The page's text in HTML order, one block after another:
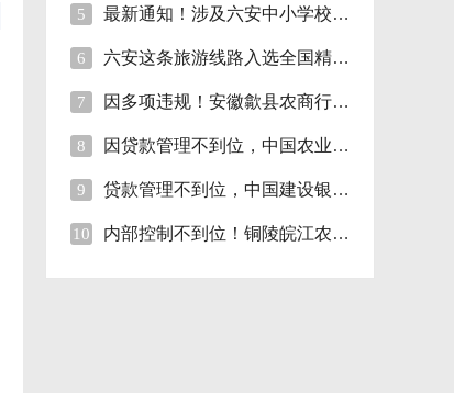
5 最新通知！涉及六安中小学校伙食费
6 六安这条旅游线路入选全国精品!
7 因多项违规！安徽歙县农商行合计被罚110万
8 因贷款管理不到位，中国农业银行砀山支行被
9 贷款管理不到位，中国建设银行股份砀山支行
10 内部控制不到位！铜陵皖江农村商行被罚35万